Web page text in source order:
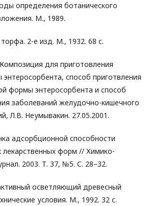
определения ботанического
М., 1989.
2-е изд. М., 1932. 68 с.
для приготовления
способ приготвления
формы энтеросорбента и способ
заболеваний желудочно-кишечного
Л.В. Неумывакин. 27.05.2001.
адсорбционной способности
лекарственных форм // Химико-
2003. Т. 37, №5. С. 28–32.
осветляющий древесный
условия. М., 1992. 32 с.